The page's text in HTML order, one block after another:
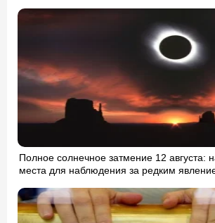
Полное солнечное затмение 12 августа:
места для наблюдения за редким